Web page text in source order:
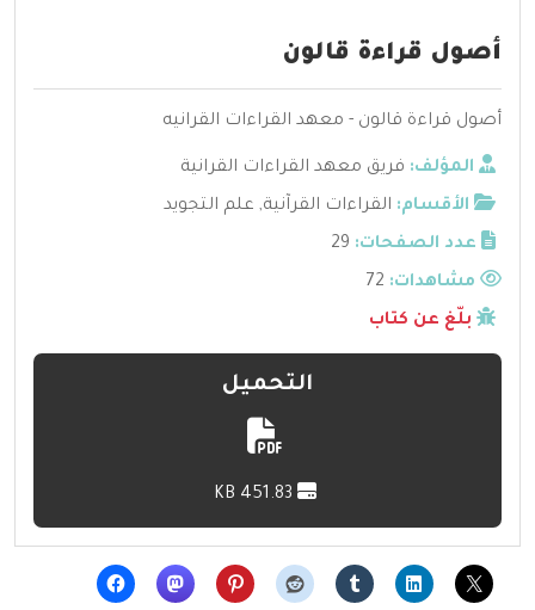
أصول قراءة قالون
أصول قراءة قالون - معهد القراءات القرانيه
المؤلف: فريق معهد القراءات القرانية
الأقسام: القراءات القرآنية, علم التجويد
عدد الصفحات: 29
مشاهدات:
بلّغ عن كتاب
التحميل